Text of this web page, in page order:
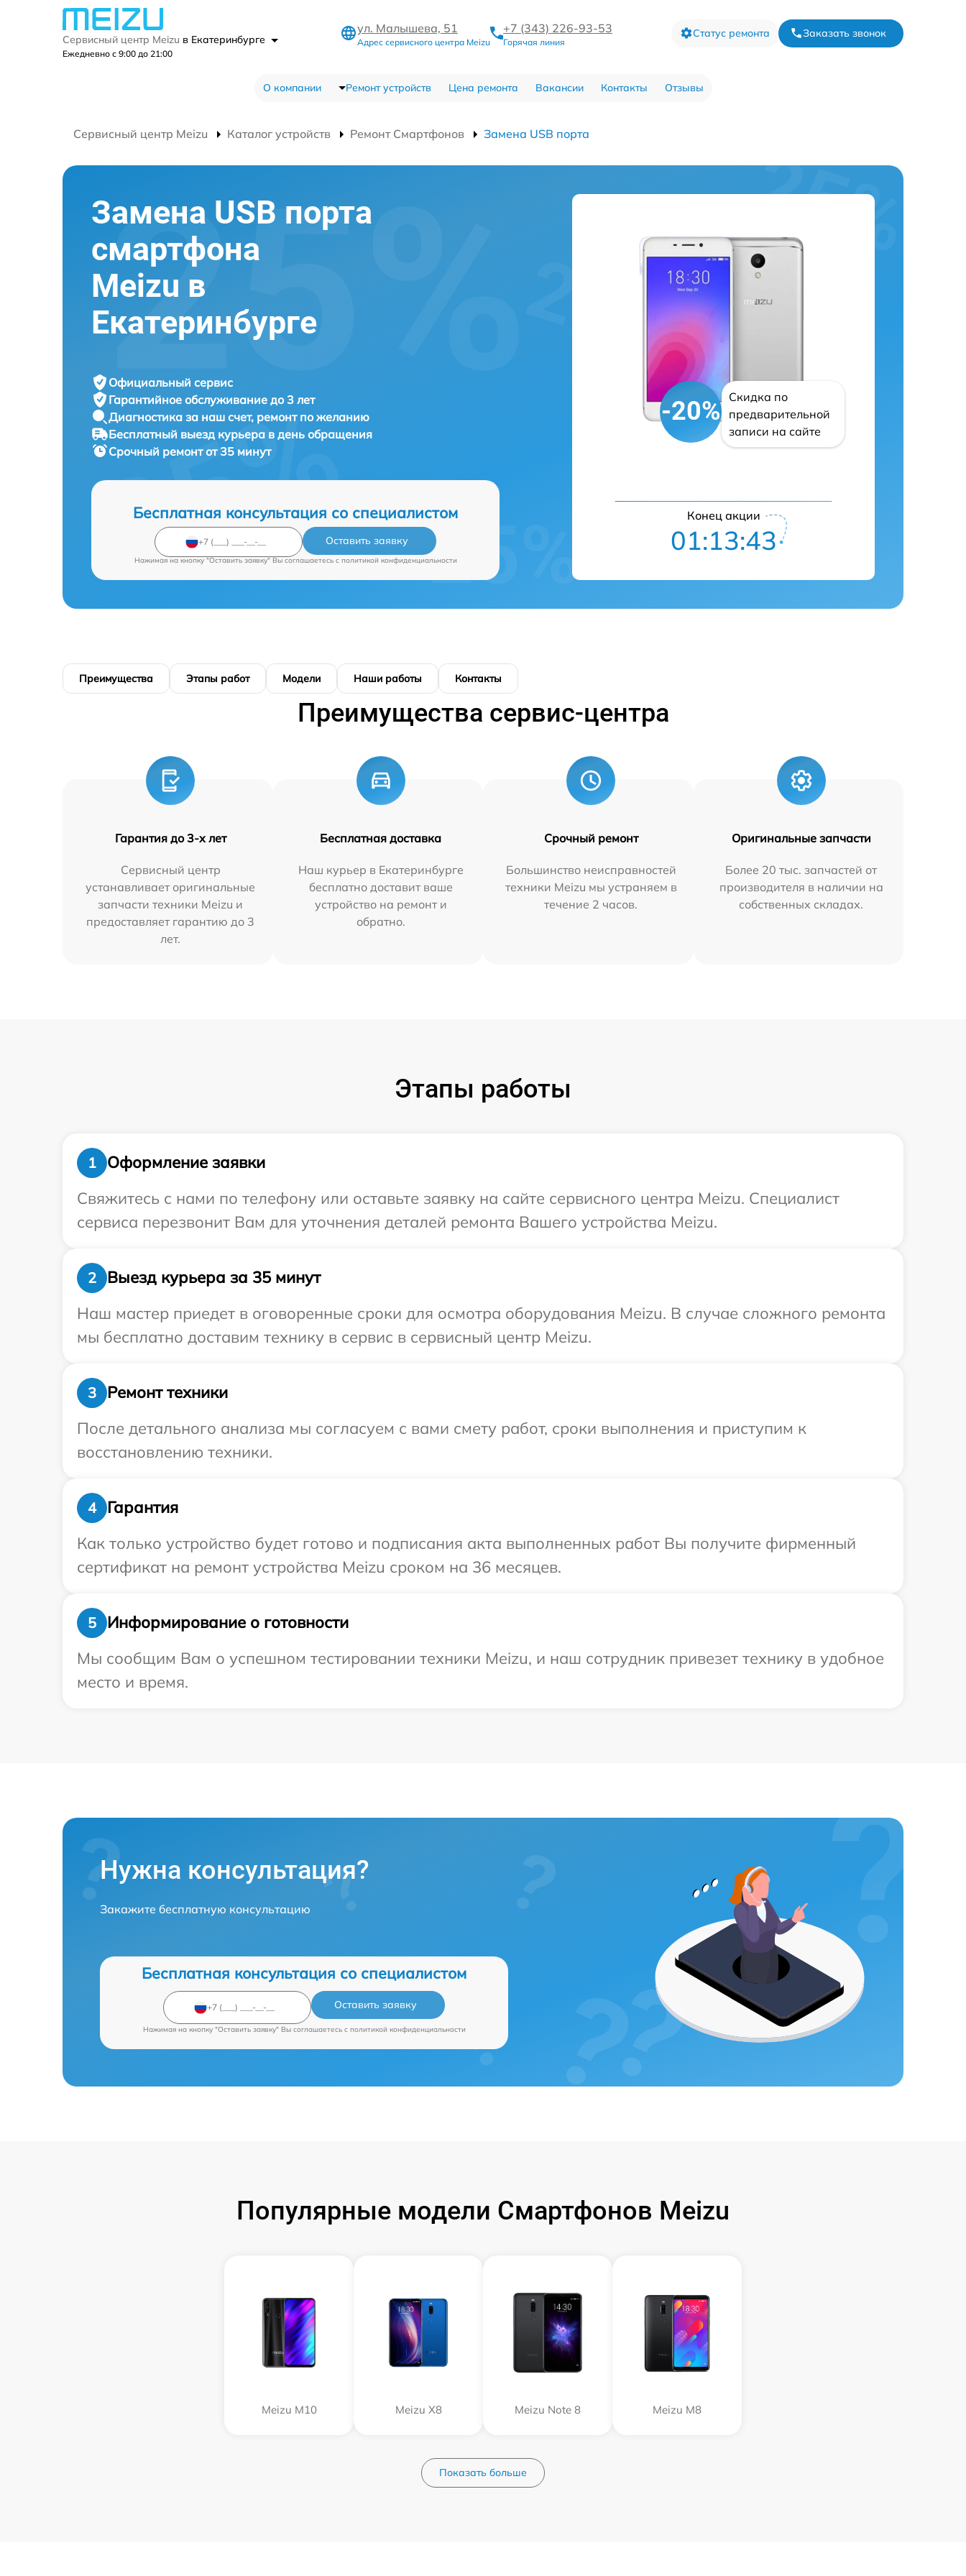
Сервисный центр Meizu в Екатеринбурге
Ежедневно с 9:00 до 21:00
ул. Малышева, 51
Адрес сервисного центра Meizu
+7 (343) 226-93-53
Горячая линия
Статус ремонта Заказать звонок
О компании Ремонт устройств Цена ремонта Вакансии Контакты Отзывы
Сервисный центр Meizu Каталог устройств Ремонт Смартфонов Замена USB порта
Замена USB порта
смартфона
Meizu в
Екатеринбурге
Официальный сервис
Гарантийное обслуживание до 3 лет
Диагностика за наш счет, ремонт по желанию
Бесплатный выезд курьера в день обращения
Срочный ремонтот 35 минут
Бесплатная консультация со специалистом
Оставить заявку
Нажимая на кнопку "Оставить заявку" Вы соглашаетесь c политикой конфиденциальности
-20%
Скидка по
предварительной
записи на сайте
Конец акции
01:13:42
Преимущества Этапы работ Модели Наши работы Контакты
Преимущества сервис-центра
Гарантия до 3-х лет
Сервисный центр
устанавливает оригинальные
запчасти техники Meizu и
предоставляет гарантию до 3
лет.
Бесплатная доставка
Наш курьер в Екатеринбурге
бесплатно доставит ваше
устройство на ремонт и
обратно.
Срочный ремонт
Большинство неисправностей
техники Meizu мы устраняем в
течение 2 часов.
Оригинальные запчасти
Более 20 тыс. запчастей от
производителя в наличии на
собственных складах.
Этапы работы
1
Оформление заявки
Свяжитесь с нами по телефону или оставьте заявку на сайте сервисного центра Meizu. Специалист
сервиса перезвонит Вам для уточнения деталей ремонта Вашего устройства Meizu.
2
Выезд курьера за 35 минут
Наш мастер приедет в оговоренные сроки для осмотра оборудования Meizu. В случае сложного ремонта
мы бесплатно доставим технику в сервис в сервисный центр Meizu.
3
Ремонт техники
После детального анализа мы согласуем с вами смету работ, сроки выполнения и приступим к
восстановлению техники.
4
Гарантия
Как только устройство будет готово и подписания акта выполненных работ Вы получите фирменный
сертификат на ремонт устройства Meizu сроком на 36 месяцев.
5
Информирование о готовности
Мы сообщим Вам о успешном тестировании техники Meizu, и наш сотрудник привезет технику в удобное
место и время.
Нужна консультация?
Закажите бесплатную консультацию
Бесплатная консультация со специалистом
Оставить заявку
Нажимая на кнопку "Оставить заявку" Вы соглашаетесь c политикой конфиденциальности
Популярные модели Смартфонов Meizu
Meizu M10 Meizu X8 Meizu Note 8 Meizu M8
Показать больше